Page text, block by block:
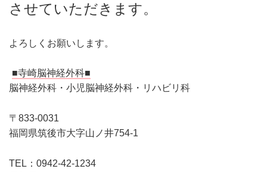
させていただきます。
よろしくお願いします。
■寺崎脳神経外科■
脳神経外科・小児脳神経外科・リハビリ科
〒833-0031
福岡県筑後市大字山ノ井754-1
TEL：0942-42-1234